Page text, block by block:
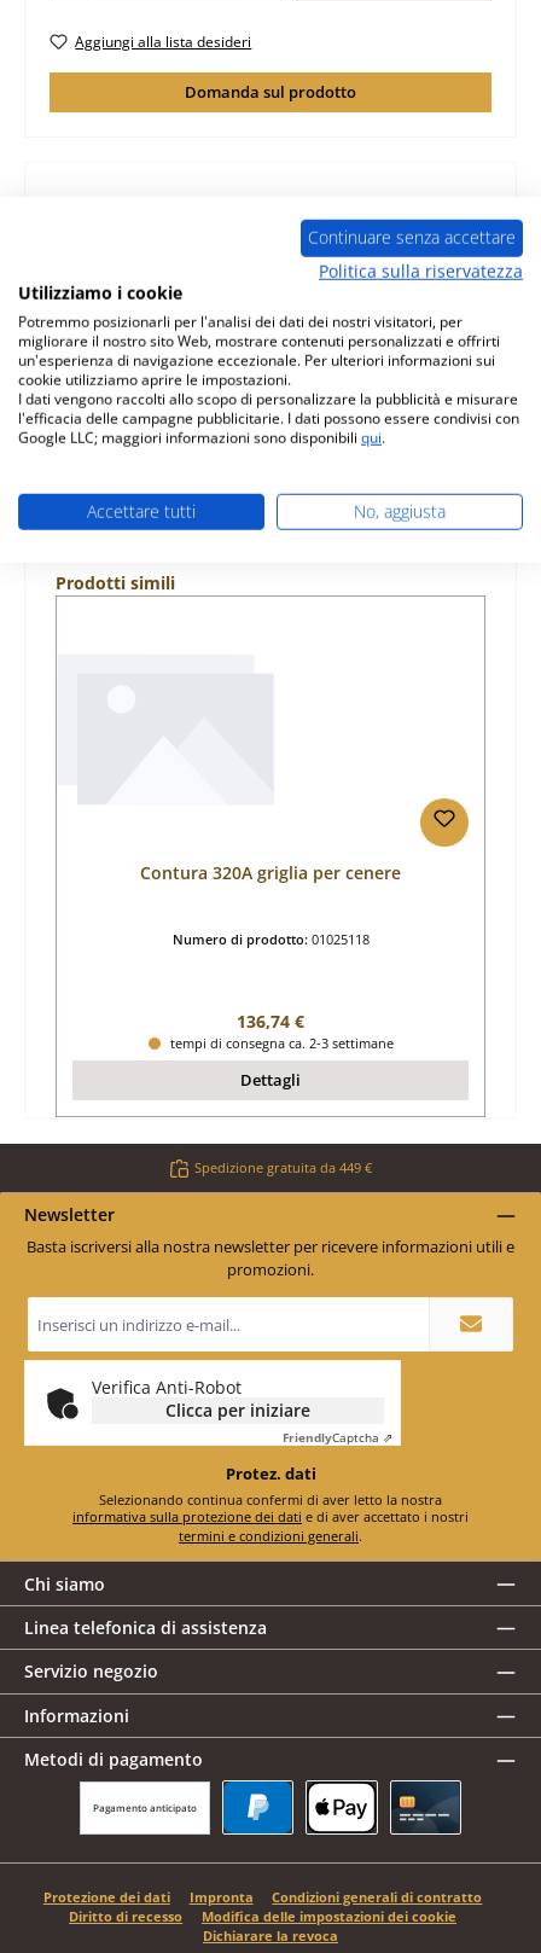
Aggiungi alla lista desideri
Domanda sul prodotto
originale rivestimento focolare per inserto riscaldante
Contura 320A set da 5 Contura 320A rivestimento
focolare dati chiav…
Di più
Caratteristiche
Informazioni sulla sicurezza dei prodotti
Salta la galleria dei prodotti
Prodotti simili
Contura 320A griglia per cenere
Numero di prodotto: 01025118
Prezzo normale:
136,74 €
tempi di consegna ca. 2-3 settimane
Dettagli
Spedizione gratuita da 449 €
Newsletter
Basta iscriversi alla nostra newsletter per ricevere informazioni utili e
promozioni.
e-
mail
*
Verifica Anti-Robot
Clicca per iniziare
FriendlyCaptcha ⇗
Protez. dati
informativa sulla protezione dei dati
termini e condizioni generali.
Chi siamo
Linea telefonica di assistenza
Servizio negozio
Informazioni
Metodi di pagamento
Pagamento anticipato
Protezione dei dati Impronta
Condizioni generali di contratto
Diritto di recesso
Modifica delle impostazioni dei cookie
Dichiarare la revoca
Continuare senza accettare
Politica sulla riservatezza
Utilizziamo i cookie
Potremmo posizionarli per l'analisi dei dati dei nostri visitatori, per
migliorare il nostro sito Web, mostrare contenuti personalizzati e offrirti
un'esperienza di navigazione eccezionale. Per ulteriori informazioni sui
cookie utilizziamo aprire le impostazioni.
I dati vengono raccolti allo scopo di personalizzare la pubblicità e misurare
l'efficacia delle campagne pubblicitarie. I dati possono essere condivisi con
Google LLC; maggiori informazioni sono disponibili qui.
Accettare tutti No, aggiusta